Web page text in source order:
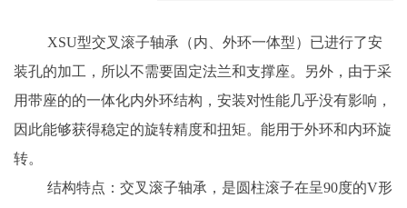
XSU型交叉滚子轴承（内、外环一体型）已进行了安
装孔的加工，所以不需要固定法兰和支撑座。另外，由于采
用带座的的一体化内外环结构，安装对性能几乎没有影响，
因此能够获得稳定的旋转精度和扭矩。能用于外环和内环旋
转。
结构特点：交叉滚子轴承，是圆柱滚子在呈90度的V形